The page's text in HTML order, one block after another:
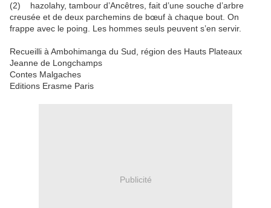
(2) hazolahy, tambour d’Ancêtres, fait d’une souche d’arbre
creusée et de deux parchemins de bœuf à chaque bout. On
frappe avec le poing. Les hommes seuls peuvent s’en servir.
Recueilli à Ambohimanga du Sud, région des Hauts Plateaux
Jeanne de Longchamps
Contes Malgaches
Editions Erasme Paris
Publicité